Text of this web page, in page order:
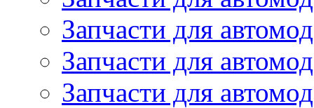
Запчасти для
Запчасти для
Запчасти для